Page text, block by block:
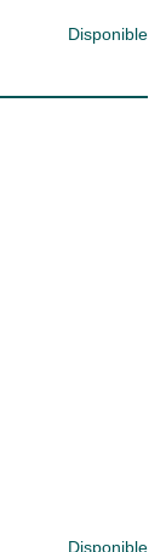
Disponible
Disponible